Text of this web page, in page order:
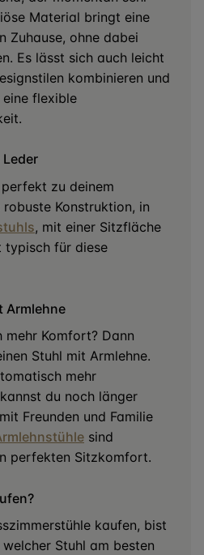
Material bringt eine
Zuhause, ohne dabei
Es lässt sich auch leicht
kombinieren und
flexible
zu deinem
Konstruktion, in
, mit einer Sitzfläche
typisch für diese
Armlehne
mehr Komfort? Dann
Stuhl mit Armlehne.
mehr
du noch länger
Freunden und Familie
sind
perfekten Sitzkomfort.
kaufen, bist
Stuhl am besten